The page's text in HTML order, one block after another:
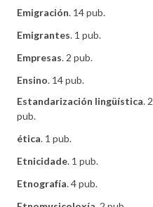
Emigración. 14 pub.
Emigrantes. 1 pub.
Empresas. 2 pub.
Ensino. 14 pub.
Estandarización lingüística. 2
pub.
ética. 1 pub.
Etnicidade. 1 pub.
Etnografía. 4 pub.